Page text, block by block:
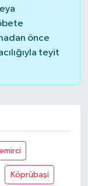
önce
teyit
Köprübaşi